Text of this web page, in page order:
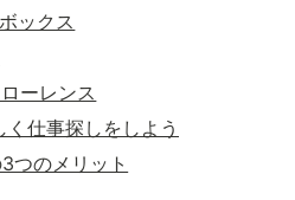
ックス
ーレンス
仕事探しをしよう
つのメリット